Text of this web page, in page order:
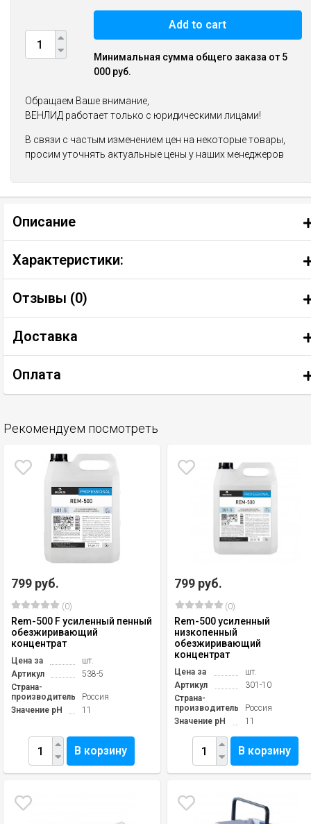
Add to cart
Минимальная сумма общего заказа от 5
000 руб.
Обращаем Ваше внимание,
ВЕНЛИД работает только с юридическими лицами!
В связи с частым изменением цен на некоторые товары,
просим уточнять актуальные цены у наших менеджеров
Описание
Характеристики:
Отзывы (0)
Доставка
Оплата
Рекомендуем посмотреть
799 руб.
(0)
Rem-500 F усиленный пенный
обезжиривающий
концентрат
Цена за
шт.
Артикул
538-5
Страна-
производитель
Россия
Значение pH
11
В корзину
799 руб.
(0)
Rem-500 усиленный
низкопенный
обезжиривающий
концентрат
Цена за
шт.
Артикул
301-10
Страна-
производитель
Россия
Значение pH
11
В корзину